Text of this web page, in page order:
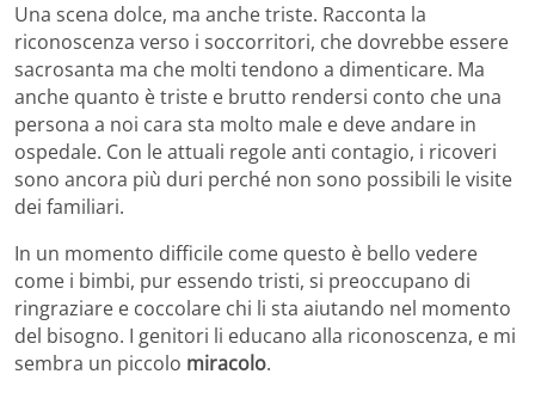
Una scena dolce, ma anche triste. Racconta la
riconoscenza verso i soccorritori, che dovrebbe essere
sacrosanta ma che molti tendono a dimenticare. Ma
anche quanto è triste e brutto rendersi conto che una
persona a noi cara sta molto male e deve andare in
ospedale. Con le attuali regole anti contagio, i ricoveri
sono ancora più duri perché non sono possibili le visite
dei familiari.
In un momento difficile come questo è bello vedere
come i bimbi, pur essendo tristi, si preoccupano di
ringraziare e coccolare chi li sta aiutando nel momento
del bisogno. I genitori li educano alla riconoscenza, e mi
sembra un piccolo miracolo.